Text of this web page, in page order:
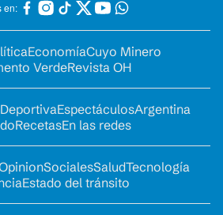
en:
EconomíaCuyo Minero
VerdeRevista OH
EspectáculosArgentina
RecetasEn las redes
SocialesSaludTecnología
Estado del tránsito